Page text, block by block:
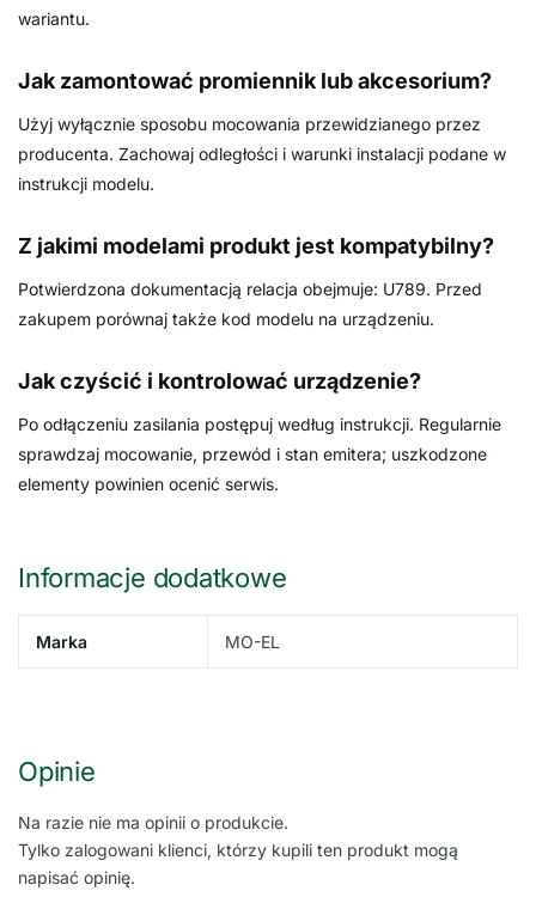
wariantu.
Jak zamontować promiennik lub akcesorium?
Użyj wyłącznie sposobu mocowania przewidzianego przez
producenta. Zachowaj odległości i warunki instalacji podane w
instrukcji modelu.
Z jakimi modelami produkt jest kompatybilny?
Potwierdzona dokumentacją relacja obejmuje: U789. Przed
zakupem porównaj także kod modelu na urządzeniu.
Jak czyścić i kontrolować urządzenie?
Po odłączeniu zasilania postępuj według instrukcji. Regularnie
sprawdzaj mocowanie, przewód i stan emitera; uszkodzone
elementy powinien ocenić serwis.
Informacje dodatkowe
Marka MO-EL
Opinie
Na razie nie ma opinii o produkcie.
Tylko zalogowani klienci, którzy kupili ten produkt mogą
napisać opinię.